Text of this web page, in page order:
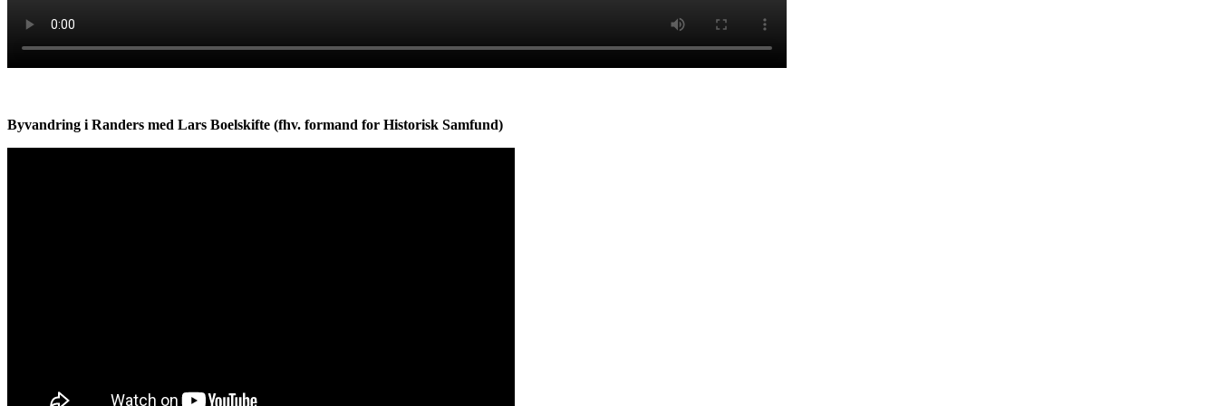
Byvandring i Randers med Lars Boelskifte (fhv. formand for Historisk Samfund)